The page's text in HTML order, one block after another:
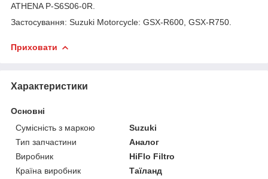
ATHENA P-S6S06-0R
Застосування: Suzuki Motorcycle: GSX-R600, GSX-R750.
Приховати
Характеристики
Основні
Сумісність з маркою
Suzuki
Тип запчастини
Аналог
Виробник
HiFlo Filtro
Країна виробник
Таїланд